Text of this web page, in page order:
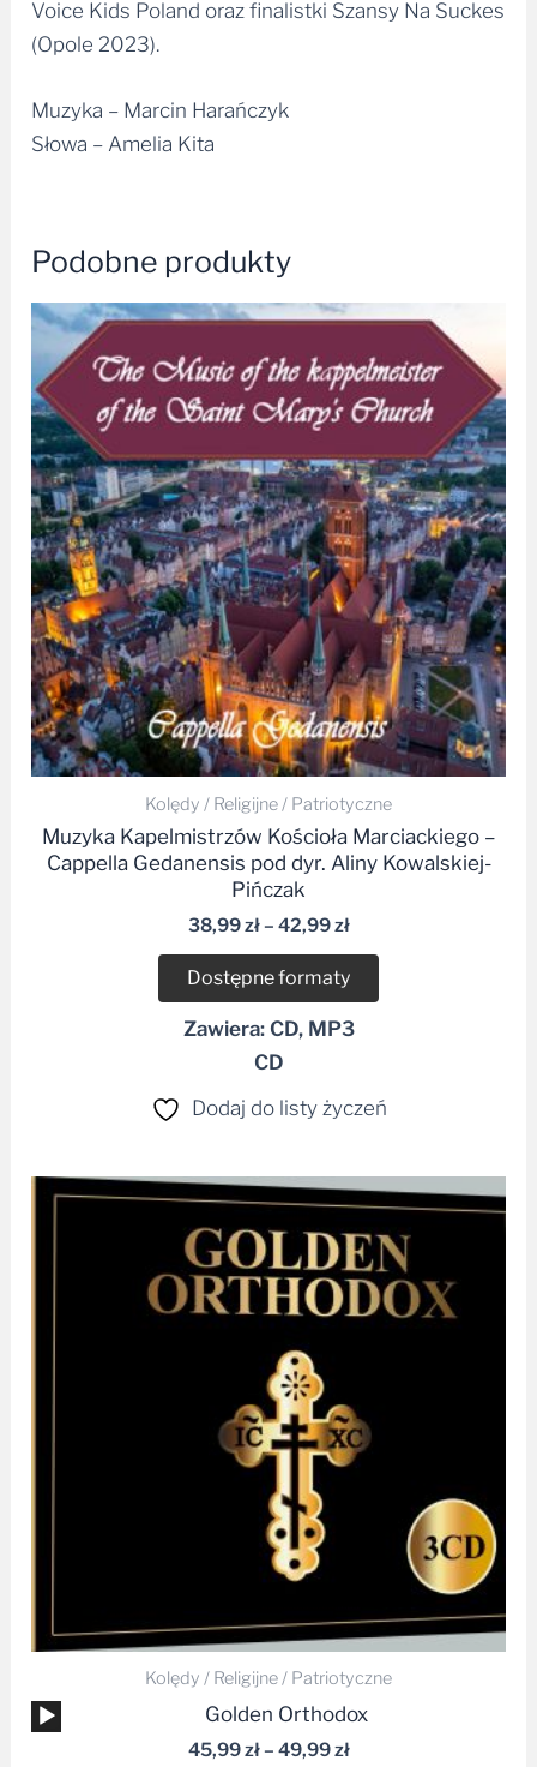
Voice Kids Poland oraz finalistki Szansy Na Suckes
(Opole 2023).
Muzyka – Marcin Harańczyk
Słowa – Amelia Kita
Podobne produkty
Kolędy / Religijne / Patriotyczne
Muzyka Kapelmistrzów Kościoła Marciackiego –
Cappella Gedanensis pod dyr. Aliny Kowalskiej-
Pińczak
38,99zł– 42,99zł
Zakres
od
38,99 zł
do
42,99 zł
Dostępne formaty
Zawiera: CD, MP3
CD
Dodaj do listy życzeń
Kolędy / Religijne / Patriotyczne
Odtwarzacz
plików
Golden Orthodox
45,99zł– 49,99zł
Zakres
cen:
od
45,99 zł
do
49,99 zł